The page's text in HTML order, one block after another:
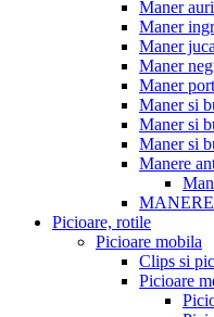
Maner
Maner
Maner
Maner
Maner
Maner si
Maner si
Maner si
Manere
Picioare, rotile
Picioare mobila
Clips si
Picioare